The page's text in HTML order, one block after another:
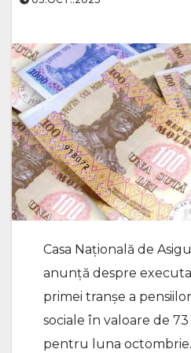
Casa Naţională de
anunță despre
primei tranşe a
sociale în valoare de
pentru luna octombrie.